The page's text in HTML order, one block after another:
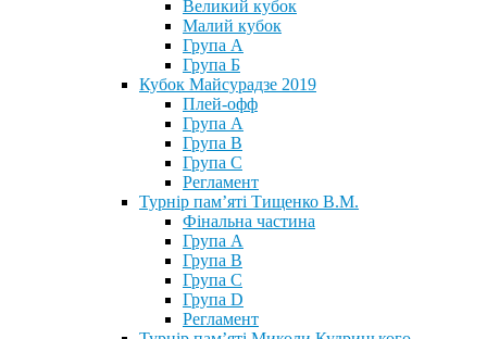
Великий кубок
Малий кубок
Група А
Група Б
Кубок Майсурадзе 2019
Плей-офф
Група А
Група В
Група С
Регламент
Турнір пам’яті Тищенко В.М.
Фінальна частина
Група А
Група В
Група С
Група D
Регламент